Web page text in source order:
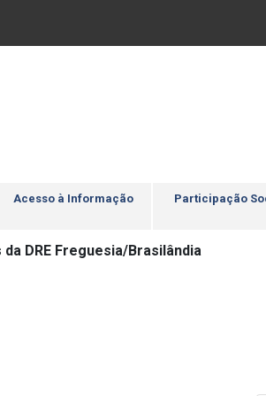
Acesso à Informação Participação
DRE Freguesia/Brasilândia